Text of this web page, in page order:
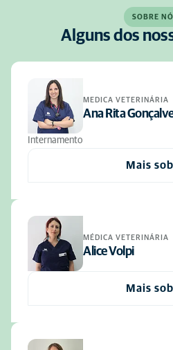
SOBRE
Alguns dos
MEDICA VETERINÁRIA
Ana Rita
Internamento
Mais
MÉDICA VETERINÁRIA
Alice Volpi
Mais